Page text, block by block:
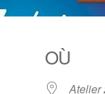
OÙ
Atelier